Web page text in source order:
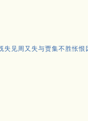
见周又失与贾集不胜怅恨